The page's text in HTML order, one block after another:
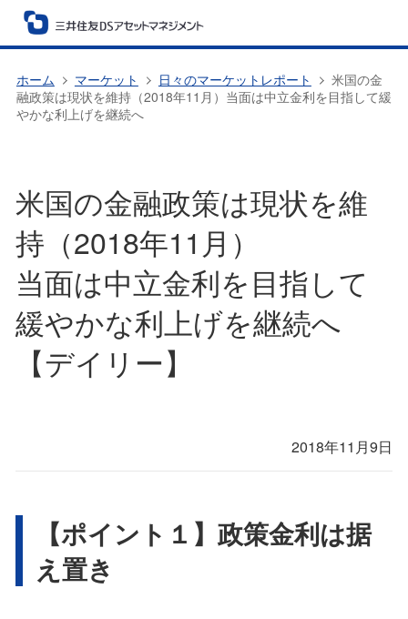
ホーム マーケット 日々のマーケットレポート
米国の金
融政策は現状を維持（2018年11月）当面は中立金利を目指して緩
やかな利上げを継続へ
米国の金融政策は現状を維
持（2018年11月）
当面は中立金利を目指して
緩やかな利上げを継続へ
【デイリー】
2018年11月9日
【ポイント１】政策金利は据
え置き